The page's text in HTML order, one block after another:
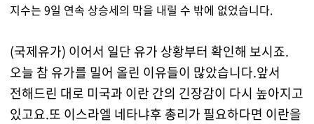
지수는 9일 연속 상승세의 막을 내릴 수 밖에 없었습니다.
(국제유가) 이어서 일단 유가 상황부터 확인해 보시죠.
오늘 참 유가를 밀어 올린 이유들이 많았습니다.앞서
전해드린 대로 미국과 이란 간의 긴장감이 다시 높아지고
있고요.또 이스라엘 네타냐후 총리가 필요하다면 이란을